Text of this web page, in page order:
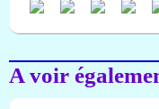
A voir